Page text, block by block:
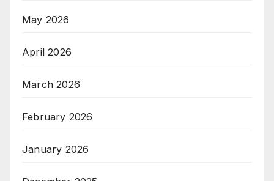
May 2026
April 2026
March 2026
February 2026
January 2026